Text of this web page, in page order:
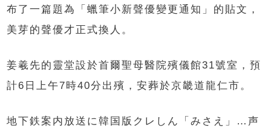
布了一篇題為「蠟筆小新聲優變更通知」的貼文，
美芽的聲優才正式換人。
姜羲先的靈堂設於首爾聖母醫院殯儀館31號室，預
計6日上午7時40分出殯，安葬於京畿道龍仁市。
地下鉄案内放送に韓国版クレしん「みさえ」…声